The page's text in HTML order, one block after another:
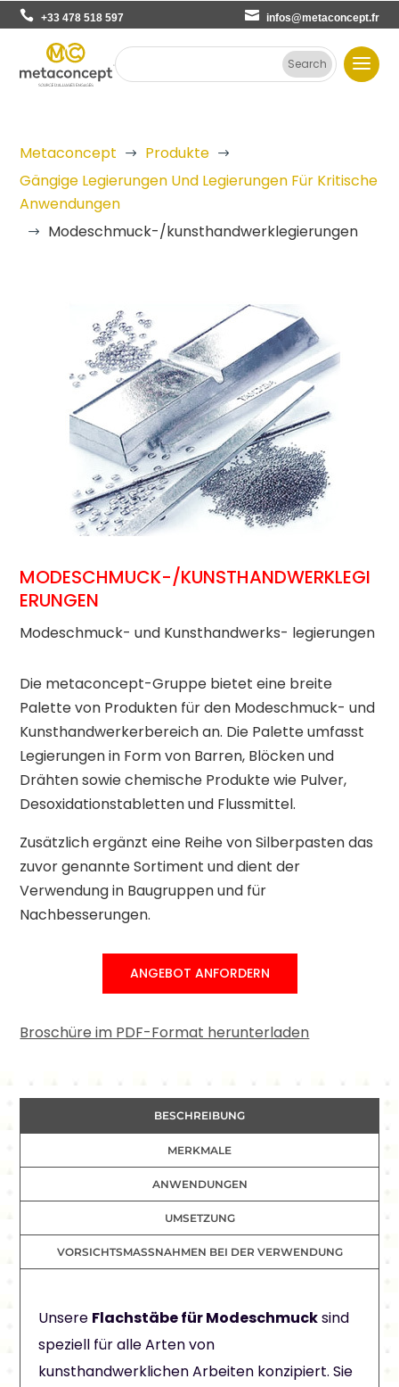
+33 478 518 597 infos@metaconcept.fr
Metaconcept $ Produkte $
Gängige Legierungen Und Legierungen Für Kritische
Anwendungen
$ Modeschmuck-/kunsthandwerklegierungen
MODESCHMUCK-/KUNSTHANDWERKLEGI
ERUNGEN
Modeschmuck- und Kunsthandwerks- legierungen
Die metaconcept-Gruppe bietet eine breite
Palette von Produkten für den Modeschmuck- und
Kunsthandwerkerbereich an. Die Palette umfasst
Legierungen in Form von Barren, Blöcken und
Drähten sowie chemische Produkte wie Pulver,
Desoxidationstabletten und Flussmittel.
Zusätzlich ergänzt eine Reihe von Silberpasten das
zuvor genannte Sortiment und dient der
Verwendung in Baugruppen und für
Nachbesserungen.
ANGEBOT ANFORDERN
Broschüre im PDF-Format herunterladen
BESCHREIBUNG
MERKMALE
ANWENDUNGEN
UMSETZUNG
VORSICHTSMASSNAHMEN BEI DER VERWENDUNG
Unsere Flachstäbe für Modeschmucksind
speziell für alle Arten von
kunsthandwerklichen Arbeiten konzipiert. Sie